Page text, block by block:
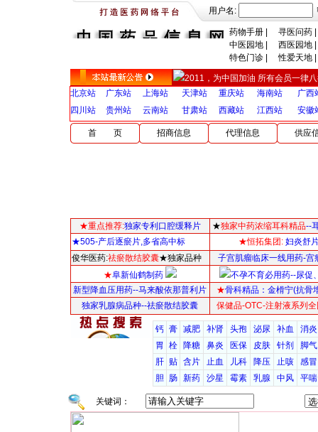
用户名:
药物手册 寻医问药
中医园地
西医园地
特色门诊| 性爱天地|
2011，为中国加油 所有会员一律
北京站
广东站 上海站 天津站 重庆站 海南站
广西
四川站
贵州站 云南站 甘肃站 西藏站 江西站 安徽
首 页 招商信息 代理信息 供应
★重点推荐:独家专利口腔缓释片 ★独家中药浓缩耳科精品--
★505-产后逐瘀片,多省高中标
★恒拓集团: 妇炎舒
俊华医药:祛瘀散结胶囊★独家品种
子宫肌瘤临床一线用药-宫
★阜新仙鹤制药
不孕不育必用药--尿促
新型降血压用药--马来酸依那普利片
★骨科精品： 金榾宁(抗骨
独家乳腺病品种--祛瘀散结胶囊
保健品-OTC-注射液系列
钙 膏 减肥 补肾 头孢 泌尿 补血
消炎
胃 栓 降糖 鼻炎 医保 皮肤 针剂
脚气
肝 贴 含片 止血 儿科 降压 止咳
感冒
胆 肠 新药 沙星 霉素 乳腺 中风 平喘
关键词：